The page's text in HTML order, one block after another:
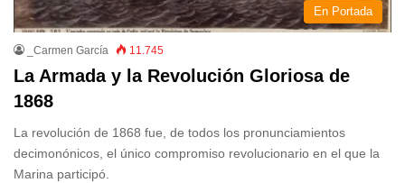
En Portada
_Carmen García 11.745
La Armada y la Revolución Gloriosa de
1868
La revolución de 1868 fue, de todos los pronunciamientos
decimonónicos, el único compromiso revolucionario en el que la
Marina participó.